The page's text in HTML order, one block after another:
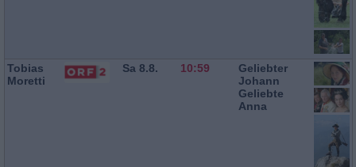
Tobias
Moretti
Sa 8.8. 10:59
Geliebter
Johann
Geliebte
Anna